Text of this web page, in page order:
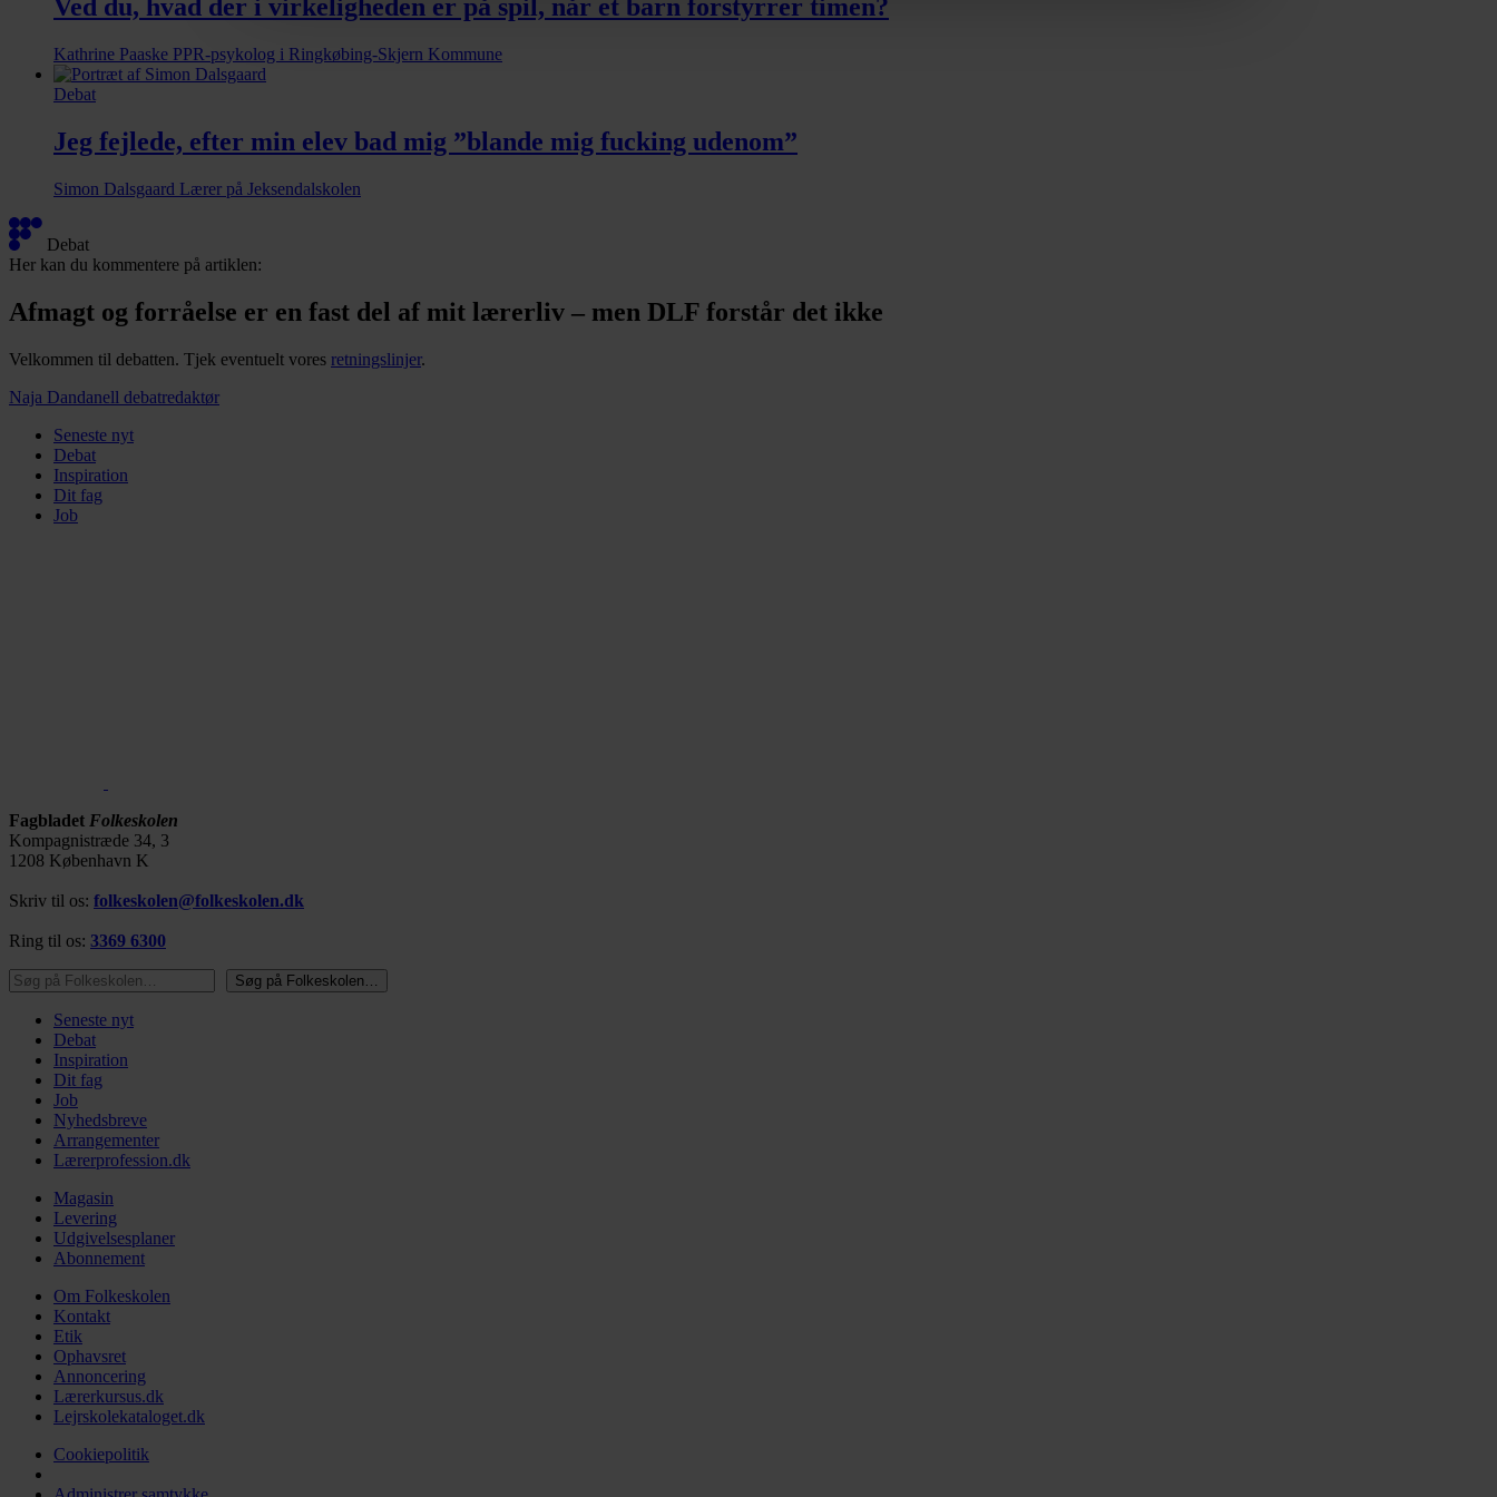
https://www.folkeskolen.dk/persondata/
Ved du, hvad der i virkeligheden er på spil, når et barn forstyrrer timen?
Kathrine Paaske PPR-psykolog i Ringkøbing-Skjern Kommune
Debat
Jeg fejlede, efter min elev bad mig ”blande mig fucking udenom”
Simon Dalsgaard Lærer på Jeksendalskolen
2
relaterede
artikler
Debat
Her kan du kommentere på artiklen:
Afmagt og forråelse er en fast del af mit lærerliv – men DLF forstår det ikke
Velkommen til debatten. Tjek eventuelt vores retningslinjer.
Naja Dandanell debatredaktør
Seneste nyt
Debat
Inspiration
Dit fag
Job
Fagbladet Folkeskolen
Kompagnistræde 34, 3
1208 København K
Skriv til os: folkeskolen@folkeskolen.dk
Ring til os: 3369 6300
Søg på Folkeskolen…
Søg på Folkeskolen…
Seneste nyt
Debat
Inspiration
Dit fag
Job
Nyhedsbreve
Arrangementer
Lærerprofession.dk
Magasin
Levering
Udgivelsesplaner
Abonnement
Om Folkeskolen
Kontakt
Etik
Ophavsret
Annoncering
Lærerkursus.dk
Lejrskolekataloget.dk
Cookiepolitik